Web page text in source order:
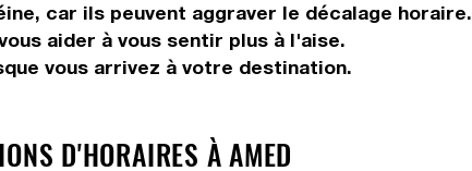
car ils peuvent aggraver le décalage horaire.
aider à vous sentir plus à l'aise.
vous arrivez à votre destination.
D'HORAIRES À AMED